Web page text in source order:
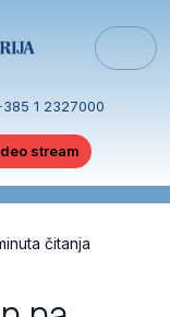
1 2327000
stream
čitanja